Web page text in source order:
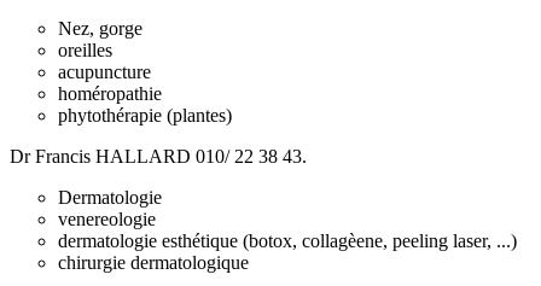
Nez, gorge
oreilles
acupuncture
homéropathie
phytothérapie (plantes)
Dr Francis HALLARD 010/ 22 38 43.
Dermatologie
venereologie
dermatologie esthétique (botox, collagèene, peeling laser, ...)
chirurgie dermatologique